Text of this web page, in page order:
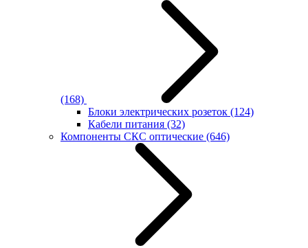
(168)
Блоки электрических розеток (124)
Кабели питания (32)
Компоненты СКС оптические (646)